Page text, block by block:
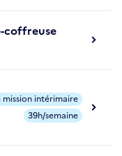
coffreuse
intérimaire
39h/semaine